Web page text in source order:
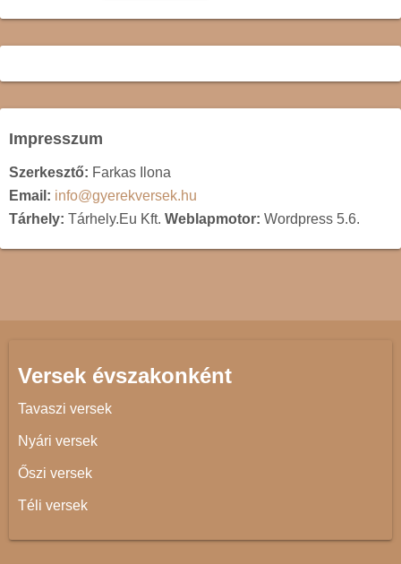
Impresszum
Szerkesztő: Farkas Ilona
Email: info@gyerekversek.hu
Tárhely: Tárhely.Eu Kft. Weblapmotor: Wordpress 5.6.
Versek évszakonként
Tavaszi versek
Nyári versek
Őszi versek
Téli versek